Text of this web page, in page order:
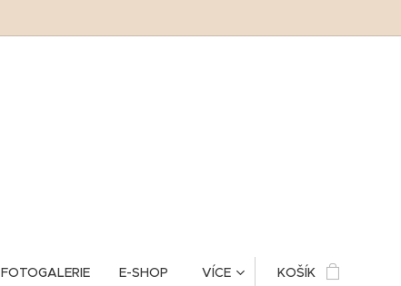
FOTOGALERIE E-SHOP VÍCE KOŠÍK